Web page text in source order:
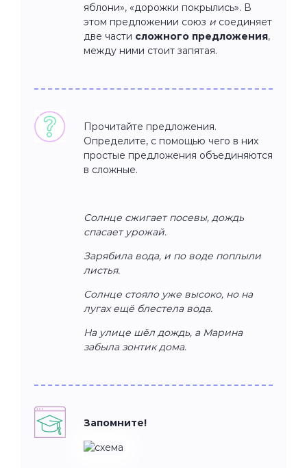
яблони», «дорожки покрылись». В
этом предложении союз и соединяет
две части сложного предложения,
между ними стоит запятая.
Прочитайте предложения.
Определите, с помощью чего в них
простые предложения объединяются
в сложные.
Солнце сжигает посевы, дождь
спасает урожай.
Зарябила вода, и по воде поплыли
листья.
Солнце стояло уже высоко, но на
лугах ещё блестела вода.
На улице шёл дождь, а Марина
забыла зонтик дома.
Запомните!